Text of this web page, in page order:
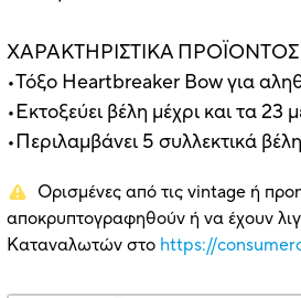
ΧΑΡΑΚΤΗΡΙΣΤΙΚΑ ΠΡΟΪΟΝΤΟΣ
•Τόξο Heartbreaker Bow για
•Εκτοξεύει βέλη μέχρι και τα 23
•Περιλαμβάνει 5 συλλεκτικά βέλη
Ορισμένες από τις vintage ή
αποκρυπτογραφηθούν ή να έχουν
Καταναλωτών στο https://